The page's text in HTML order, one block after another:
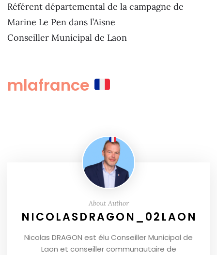
Référent départemental de la campagne de
Marine Le Pen dans l’Aisne
Conseiller Municipal de Laon
mlafrance
About Author
NICOLASDRAGON_02LAON
Nicolas DRAGON est élu Conseiller Municipal de
Laon et conseiller communautaire de